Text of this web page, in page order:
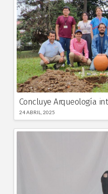
Concluye Arqueología
24 ABRIL, 2025